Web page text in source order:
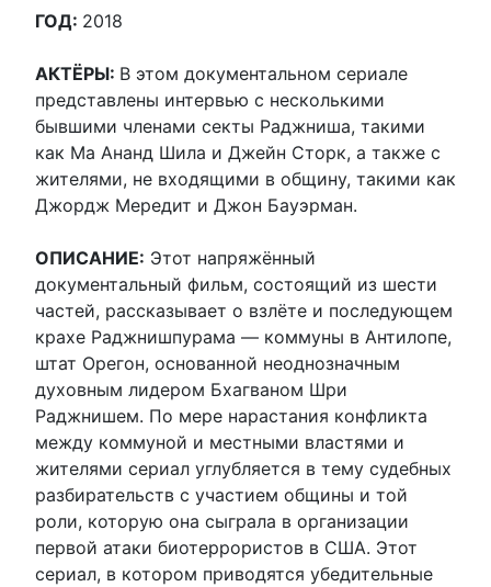
ГОД: 2018
АКТЁРЫ: В этом документальном сериале
представлены интервью с несколькими
бывшими членами секты Раджниша, такими
как Ма Ананд Шила и Джейн Сторк, а также с
жителями, не входящими в общину, такими как
Джордж Мередит и Джон Бауэрман.
ОПИСАНИЕ: Этот напряжённый
документальный фильм, состоящий из шести
частей, рассказывает о взлёте и последующем
крахе Раджнишпурама — коммуны в Антилопе,
штат Орегон, основанной неоднозначным
духовным лидером Бхагваном Шри
Раджнишем. По мере нарастания конфликта
между коммуной и местными властями и
жителями сериал углубляется в тему судебных
разбирательств с участием общины и той
роли, которую она сыграла в организации
первой атаки биотеррористов в США. Этот
сериал, в котором приводятся убедительные